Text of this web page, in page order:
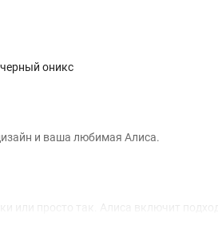
оникс
и ваша любимая Алиса.
или просто так. Алиса включит